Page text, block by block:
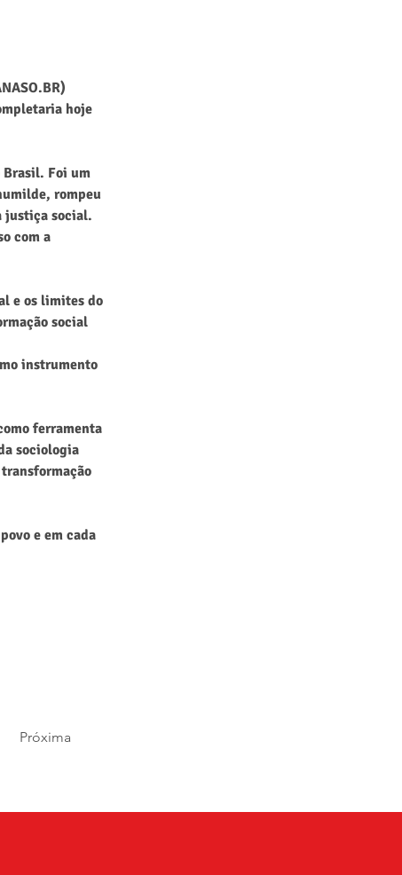
hoje
Brasil. Foi um
rompeu
justiça social.
com a
e os limites do
social
instrumento
ferramenta
sociologia
e em cada
Próxima